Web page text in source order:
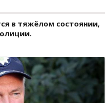
в тяжёлом состоянии,